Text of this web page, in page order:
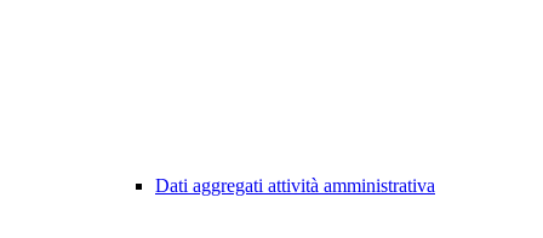
Dati aggregati attività amministrativa